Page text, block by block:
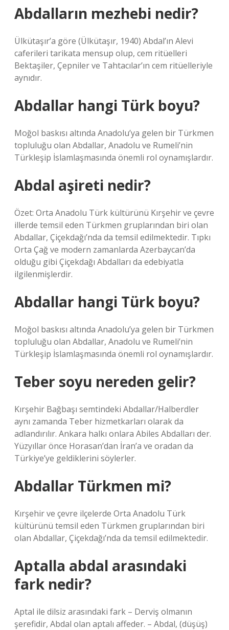
Abdalların mezhebi nedir?
Ülkütaşır’a göre (Ülkütaşır, 1940) Abdal’ın Alevi
caferileri tarikata mensup olup, cem ritüelleri
Bektaşiler, Çepniler ve Tahtacılar’ın cem ritüelleriyle
aynıdır.
Abdallar hangi Türk boyu?
Moğol baskısı altında Anadolu’ya gelen bir Türkmen
topluluğu olan Abdallar, Anadolu ve Rumeli’nin
Türkleşip İslamlaşmasında önemli rol oynamışlardır.
Abdal aşireti nedir?
Özet: Orta Anadolu Türk kültürünü Kırşehir ve çevre
illerde temsil eden Türkmen gruplarından biri olan
Abdallar, Çiçekdağı’nda da temsil edilmektedir. Tıpkı
Orta Çağ ve modern zamanlarda Azerbaycan’da
olduğu gibi Çiçekdağı Abdalları da edebiyatla
ilgilenmişlerdir.
Abdallar hangi Türk boyu?
Moğol baskısı altında Anadolu’ya gelen bir Türkmen
topluluğu olan Abdallar, Anadolu ve Rumeli’nin
Türkleşip İslamlaşmasında önemli rol oynamışlardır.
Teber soyu nereden gelir?
Kırşehir Bağbaşı semtindeki Abdallar/Halberdler
aynı zamanda Teber hizmetkarları olarak da
adlandırılır. Ankara halkı onlara Abiles Abdalları der.
Yüzyıllar önce Horasan’dan İran’a ve oradan da
Türkiye’ye geldiklerini söylerler.
Abdallar Türkmen mi?
Kırşehir ve çevre ilçelerde Orta Anadolu Türk
kültürünü temsil eden Türkmen gruplarından biri
olan Abdallar, Çiçekdağı’nda da temsil edilmektedir.
Aptalla abdal arasındaki
fark nedir?
Aptal ile dilsiz arasındaki fark – Derviş olmanın
şerefidir, Abdal olan aptalı affeder. – Abdal, (düşüş)